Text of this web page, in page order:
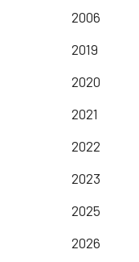
2006
2019
2020
2021
2022
2023
2025
2026